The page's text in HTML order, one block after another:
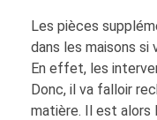
Les pièces
dans les maisons si
En effet, les
Donc, il va falloir
matière. Il est alors